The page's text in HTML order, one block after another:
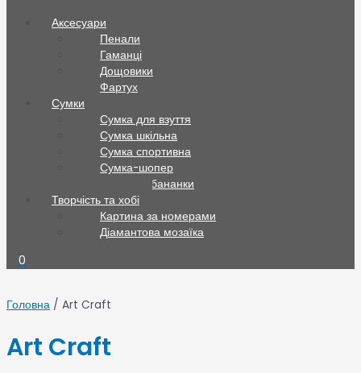
Аксесуари
Пенали
Гаманці
Дощовики
Фартух
Сумки
Сумка для взуття
Сумка шкільна
Сумка спортивна
Сумка-шопер
Сумки та бананки
Творчість та хобі
Картина за номерами
Діамантова мозаїка
0
Головна / Art Craft
Art Craft